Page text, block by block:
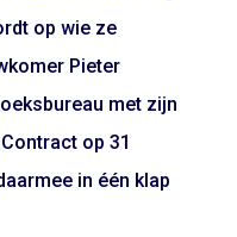
op wie ze
Pieter
met zijn
op 31
in één klap